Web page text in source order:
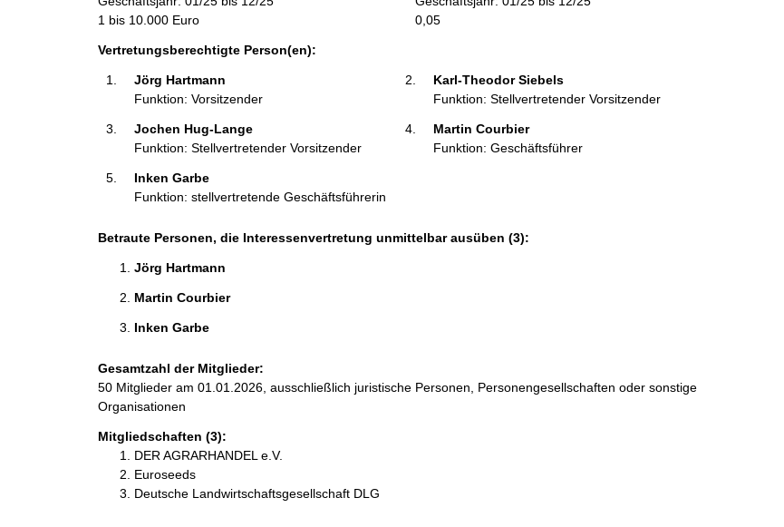
a
l
m
e
1 bis 10.000 Euro
0,05
Vertretungsberechtigte Person(en):
Jörg Hartmann
Funktion: Vorsitzender
Karl-Theodor Siebels
Funktion: Stellvertretender Vorsitzender
Jochen Hug-Lange
Funktion: Stellvertretender Vorsitzender
Martin Courbier
Funktion: Geschäftsführer
Inken Garbe
Funktion: stellvertretende Geschäftsführerin
Betraute Personen, die Interessenvertretung unmittelbar ausüben (3):
Jörg Hartmann
Martin Courbier
Inken Garbe
Gesamtzahl der Mitglieder:
50 Mitglieder am 01.01.2026, ausschließlich juristische Personen, Personengesellschaften oder sonstige
Organisationen
Mitgliedschaften (3):
DER AGRARHANDEL e.V.
Euroseeds
Deutsche Landwirtschaftsgesellschaft DLG